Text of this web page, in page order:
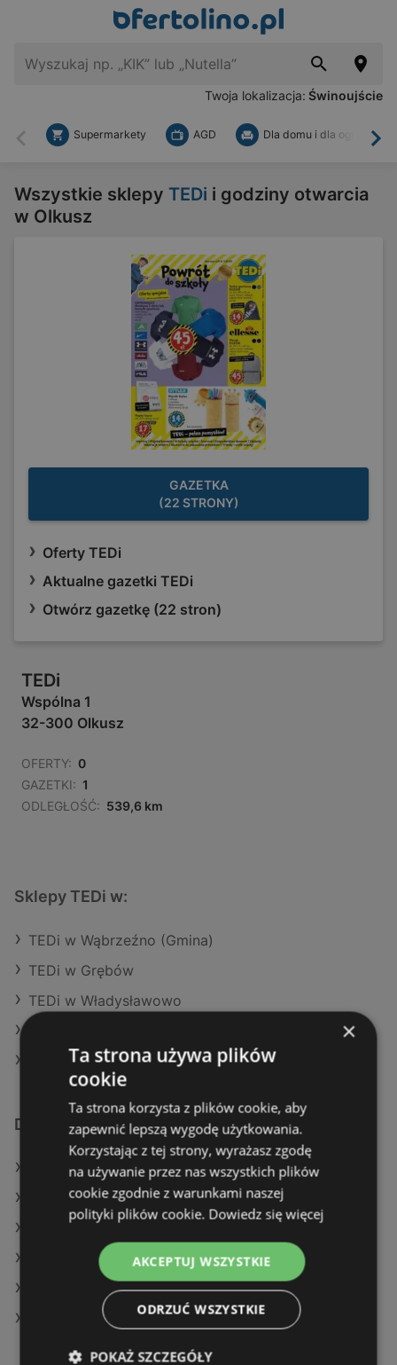
Twoja lokalizacja: Świnoujście
Wstecz
Supermarkety AGD Dla domu i dla ogrodu
Wszystkie sklepy TEDi i godziny otwarcia
w Olkusz
GAZETKA
(22 STRONY)
Oferty TEDi
Aktualne gazetki TEDi
Otwórz gazetkę (22 stron)
TEDi
Wspólna 1
32-300 Olkusz
OFERTY: 0
GAZETKI: 1
ODLEGŁOŚĆ: 539,6 km
Sklepy TEDi w:
TEDi w Wąbrzeźno (Gmina)
TEDi w Grębów
TEDi w Władysławowo
TEDi w Drawsko Pomorskie
Dodatkowe łącza
Oferty TEDi
Oferty Maxi Zoo
Oferty Pepco
Aktualne gazetki Pepco
Aktualne gazetki Maxi Zoo
Sklepy TEDi w Międzyzdroje
×
Ta strona używa plików
cookie
Ta strona korzysta z plików cookie, aby
zapewnić lepszą wygodę użytkowania.
Korzystając z tej strony, wyrażasz zgodę
na używanie przez nas wszystkich plików
cookie zgodnie z warunkami naszej
polityki plików cookie. Dowiedz się więcej
AKCEPTUJ WSZYSTKIE
ODRZUĆ WSZYSTKIE
POKAŻ SZCZEGÓŁY